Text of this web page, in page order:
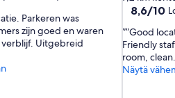
Parkeren was
zijn goed en waren
verblijf. Uitgebreid
8.6
10,
Loistava,
(506
8,6/10
”Good
Friendly
room,
Näytä